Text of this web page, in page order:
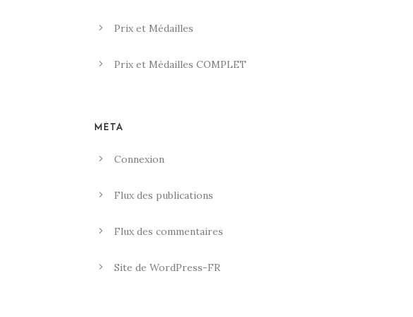
Prix et Médailles
Prix et Médailles COMPLET
MÉTA
Connexion
Flux des publications
Flux des commentaires
Site de WordPress-FR